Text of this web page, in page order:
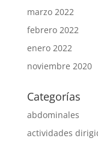
marzo 2022
febrero 2022
enero 2022
noviembre 2020
Categorías
abdominales
actividades